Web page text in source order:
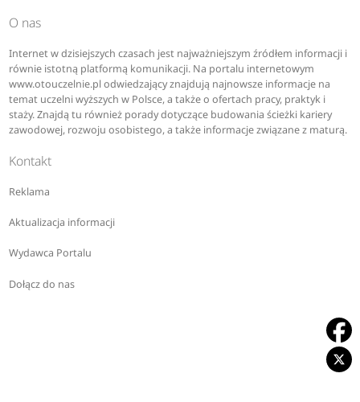
O nas
Internet w dzisiejszych czasach jest najważniejszym źródłem informacji i
równie istotną platformą komunikacji. Na portalu internetowym
www.otouczelnie.pl odwiedzający znajdują najnowsze informacje na
temat uczelni wyższych w Polsce, a także o ofertach pracy, praktyk i
staży. Znajdą tu również porady dotyczące budowania ścieżki kariery
zawodowej, rozwoju osobistego, a także informacje związane z maturą.
Kontakt
Reklama
Aktualizacja informacji
Wydawca Portalu
Dołącz do nas